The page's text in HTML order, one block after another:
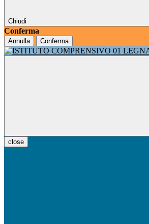
Chiudi
Conferma
Annulla Conferma
close